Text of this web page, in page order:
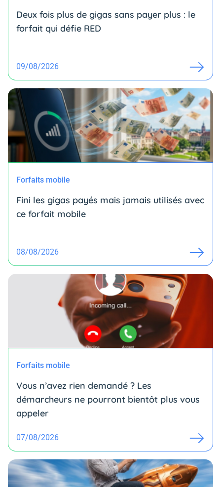
Deux fois plus de gigas sans payer plus : le
forfait qui défie RED
09/08/2026
Forfaits mobile
Fini les gigas payés mais jamais utilisés avec
ce forfait mobile
08/08/2026
Forfaits mobile
Vous n’avez rien demandé ? Les
démarcheurs ne pourront bientôt plus vous
appeler
07/08/2026